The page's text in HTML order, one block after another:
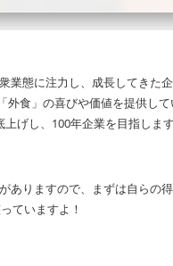
態に注力し、成長してきた
食」の喜びや価値を提供し
げし、100年企業を目指します
りますので、まずは自らの
ていますよ！